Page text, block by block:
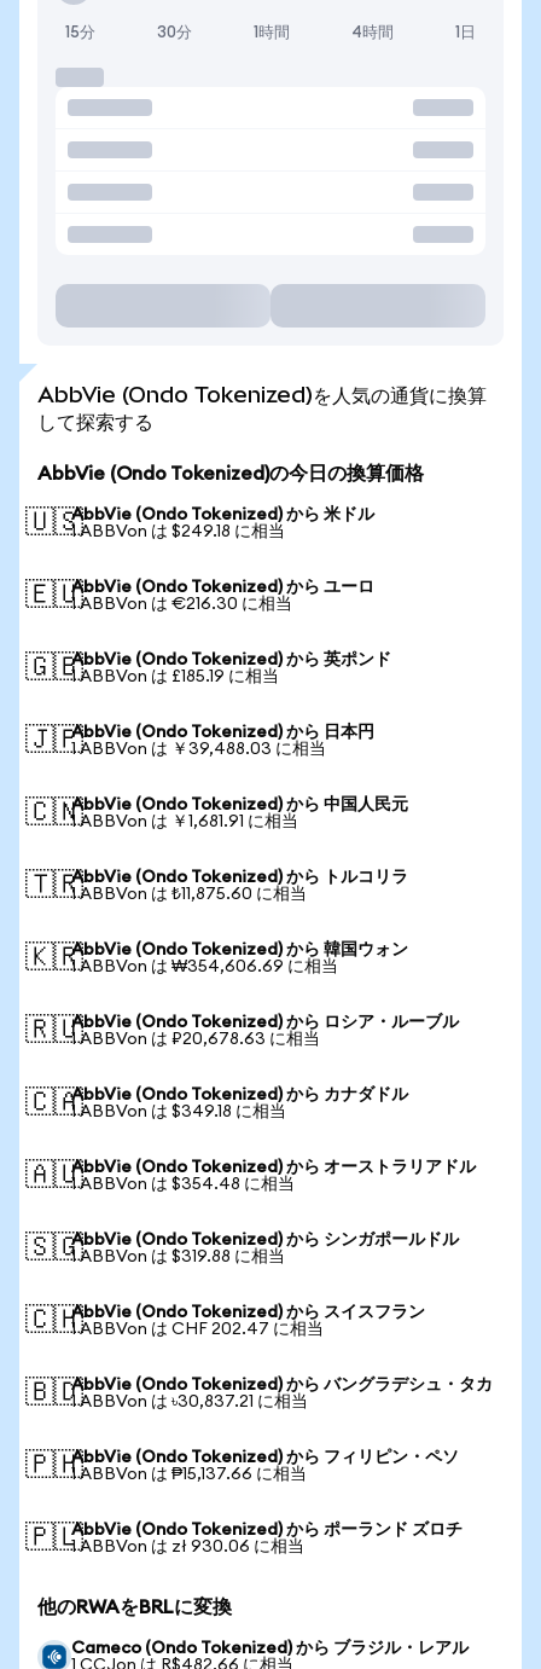
15分 30分 1時間 4時間 1日
AbbVie (Ondo Tokenized)を人気の通貨に換算
して探索する
AbbVie (Ondo Tokenized)の今日の換算価格
🇺🇸AbbVie (Ondo Tokenized) から 米ドル
1 ABBVon は $249.18 に相当
🇪🇺AbbVie (Ondo Tokenized) から ユーロ
1 ABBVon は €216.30 に相当
🇬🇧AbbVie (Ondo Tokenized) から 英ポンド
1 ABBVon は £185.19 に相当
🇯🇵AbbVie (Ondo Tokenized) から 日本円
1 ABBVon は ￥39,488.03 に相当
🇨🇳AbbVie (Ondo Tokenized) から 中国人民元
1 ABBVon は ￥1,681.91 に相当
🇹🇷AbbVie (Ondo Tokenized) から トルコリラ
1 ABBVon は ₺11,875.60 に相当
🇰🇷AbbVie (Ondo Tokenized) から 韓国ウォン
1 ABBVon は ₩354,606.69 に相当
🇷🇺AbbVie (Ondo Tokenized) から ロシア・ルーブル
1 ABBVon は ₽20,678.63 に相当
🇨🇦AbbVie (Ondo Tokenized) から カナダドル
1 ABBVon は $349.18 に相当
🇦🇺AbbVie (Ondo Tokenized) から オーストラリアドル
1 ABBVon は $354.48 に相当
🇸🇬AbbVie (Ondo Tokenized) から シンガポールドル
1 ABBVon は $319.88 に相当
🇨🇭AbbVie (Ondo Tokenized) から スイスフラン
1 ABBVon は CHF 202.47 に相当
🇧🇩AbbVie (Ondo Tokenized) から バングラデシュ・タカ
1 ABBVon は ৳30,837.21 に相当
🇵🇭AbbVie (Ondo Tokenized) から フィリピン・ペソ
1 ABBVon は ₱15,137.66 に相当
🇵🇱AbbVie (Ondo Tokenized) から ポーランド ズロチ
1 ABBVon は zł 930.06 に相当
他のRWAをBRLに変換
Cameco (Ondo Tokenized) から ブラジル・レアル
1 CCJon は R$482.66 に相当